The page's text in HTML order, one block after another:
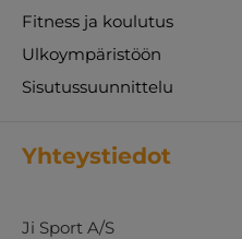
Fitness ja koulutus
Ulkoympäristöön
Sisutussuunnittelu
Yhteystiedot
Ji Sport A/S